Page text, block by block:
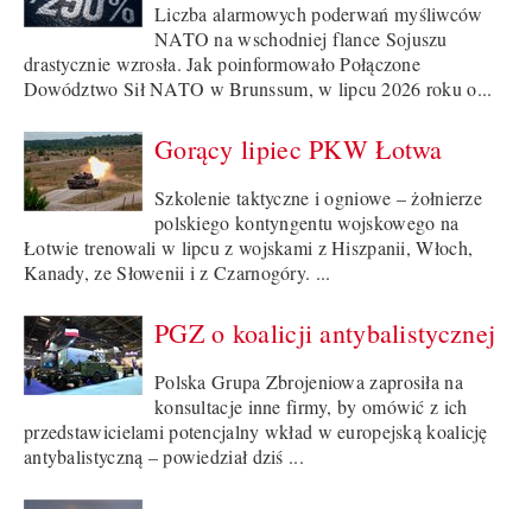
Liczba alarmowych poderwań myśliwców
NATO na wschodniej flance Sojuszu
drastycznie wzrosła. Jak poinformowało Połączone
Dowództwo Sił NATO w Brunssum, w lipcu 2026 roku o...
Gorący lipiec PKW Łotwa
Szkolenie taktyczne i ogniowe – żołnierze
polskiego kontyngentu wojskowego na
Łotwie trenowali w lipcu z wojskami z Hiszpanii, Włoch,
Kanady, ze Słowenii i z Czarnogóry. ...
PGZ o koalicji antybalistycznej
Polska Grupa Zbrojeniowa zaprosiła na
konsultacje inne firmy, by omówić z ich
przedstawicielami potencjalny wkład w europejską koalicję
antybalistyczną – powiedział dziś ...